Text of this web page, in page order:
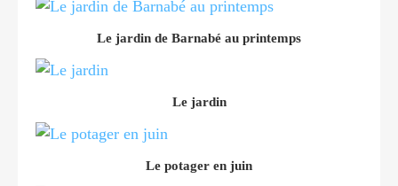
Le jardin de Barnabé au printemps
Le jardin
Le potager en juin